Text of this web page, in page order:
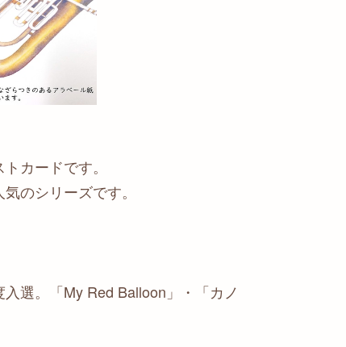
カードです。
のシリーズです。
選。「My Red Balloon」・「カノ